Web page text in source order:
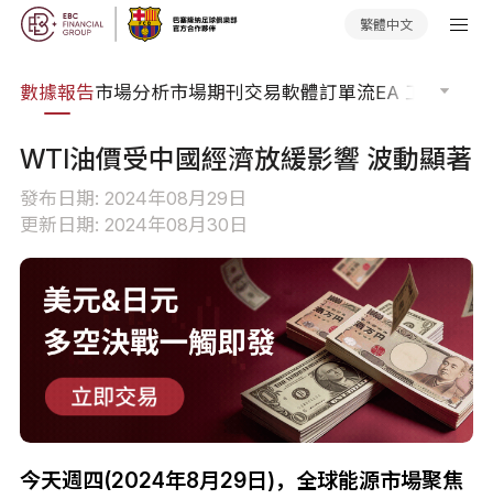
繁體中文
數據報告市場分析市場期刊交易軟體訂單流EA 工具庫
WTI油價受中國經濟放緩影響 波動顯著
發布日期: 2024年08月29日
更新日期: 2024年08月30日
今天週四(2024年8月29日)，全球能源市場聚焦